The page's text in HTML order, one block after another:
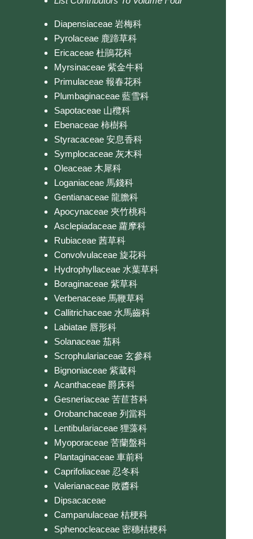
Diapensiaceae 岩梅科
Pyrolaceae 鹿蹄草科
Ericaceae 杜鵑花科
Myrsinaceae 紫金牛科
Primulaceae 報春花科
Plumbaginaceae 藍雪科
Sapotaceae 山欖科
Ebenaceae 柿樹科
Styracaceae 安息香科
Symplocaceae 灰木科
Oleaceae 木犀科
Loganiaceae 馬錢科
Gentianaceae 龍膽科
Apocynaceae 夾竹桃科
Asclepiadaceae 蘿摩科
Rubiaceae 茜草科
Convolvulaceae 旋花科
Hydrophyllaceae 水葉草科
Boraginaceae 紫草科
Verbenaceae 馬鞭草科
Callitrichaceae 水馬齒科
Labiatae 唇形科
Solanaceae 茄科
Scrophulariaceae 玄參科
Bignoniaceae 紫葳科
Acanthaceae 爵床科
Gesneriaceae 苦苣苔科
Orobanchaceae 列當科
Lentibulariaceae 狸藻科
Myoporaceae 苦蘭盤科
Plantaginaceae 車前科
Caprifoliaceae 忍冬科
Valerianaceae 敗醬科
Dipsacaceae
Campanulaceae 桔梗科
Sphenocleaceae 密穗桔梗科